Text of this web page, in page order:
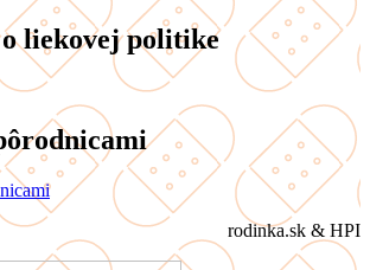
liekovej politike
rodinka.sk & HPI